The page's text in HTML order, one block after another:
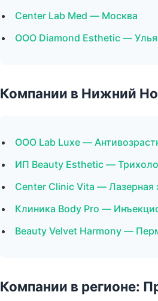
Center Lab Med — Москва
ООО Diamond Esthetic —
Компании в Нижний
ООО Lab Luxe —
ИП Beauty Esthetic —
Center Clinic Vita —
Клиника Body Pro —
Beauty Velvet Harmony —
Компании в регионе: